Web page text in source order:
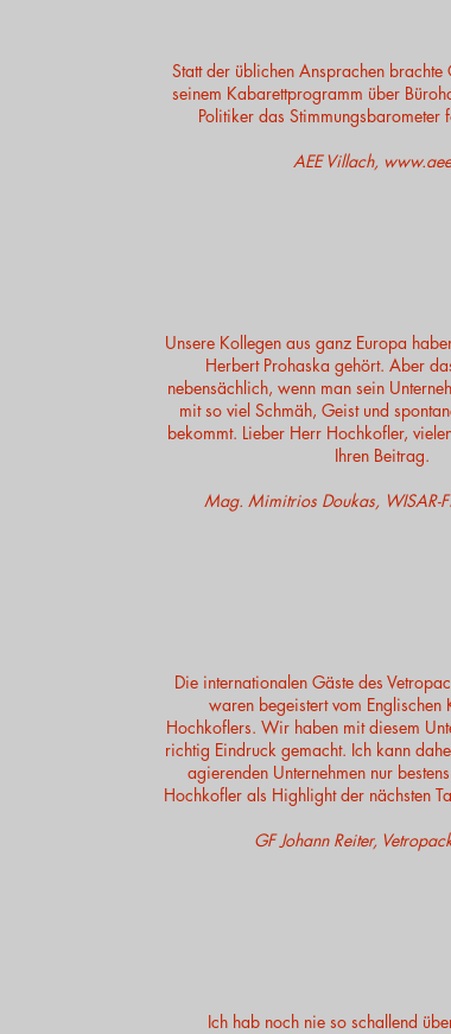
Statt der üblichen Ansprachen
seinem Kabarettprogramm über
Politiker das Stimmungsbarometer
AEE Villach,
Unsere Kollegen aus ganz Europa
Herbert Prohaska gehört. Aber
nebensächlich, wenn man sein
mit so viel Schmäh, Geist und
bekommt. Lieber Herr Hochkofler,
Ihren Beitrag.
Mag. Mimitrios Doukas, WISAR-
Die internationalen Gäste des
waren begeistert vom Englischen
Hochkoflers. Wir haben mit diesem
richtig Eindruck gemacht. Ich kann
agierenden Unternehmen nur
Hochkofler als Highlight der nächsten
GF Johann Reiter,
Ich hab noch nie so schallend